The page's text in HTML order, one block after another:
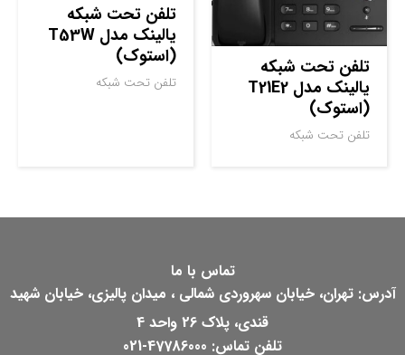
تلفن تحت شبکه
یالینک مدل T21E2
(استوک)
تلفن تحت شبکه
تلفن تحت شبکه
یالینک مدل T53W
(استوک)
تلفن تحت شبکه
تماس با ما
آدرس: تهران، خیابان سهروردی شمالی ، میدان پالیزی، خیابان شهید
قندی، پلاک 26 واحد 4
تلفن تماس: 47786000-021